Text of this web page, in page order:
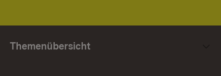
Themenübersicht